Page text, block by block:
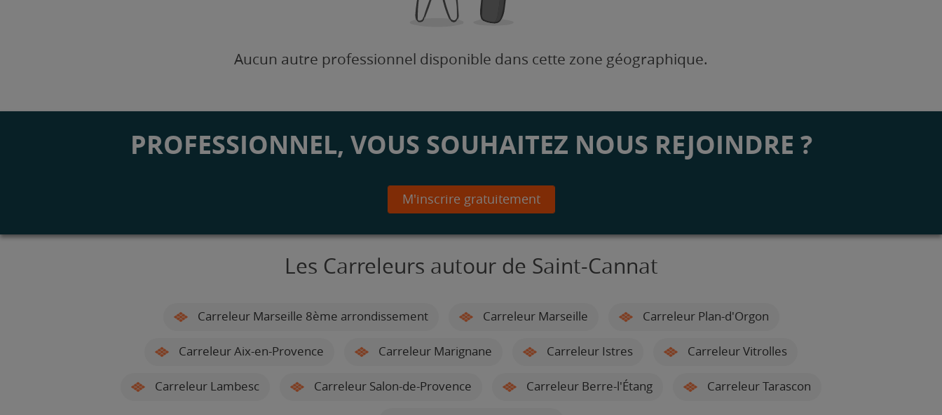
Aucun autre professionnel disponible dans cette zone géographique.
PROFESSIONNEL, VOUS SOUHAITEZ NOUS REJOINDRE ?
M'inscrire gratuitement
Les Carreleurs autour de Saint-Cannat
Carreleur Marseille 8ème arrondissement Carreleur Marseille Carreleur Plan-d'Orgon
Carreleur Aix-en-Provence Carreleur Marignane Carreleur Istres Carreleur Vitrolles
Carreleur Lambesc Carreleur Salon-de-Provence Carreleur Berre-l'Étang Carreleur Tarascon